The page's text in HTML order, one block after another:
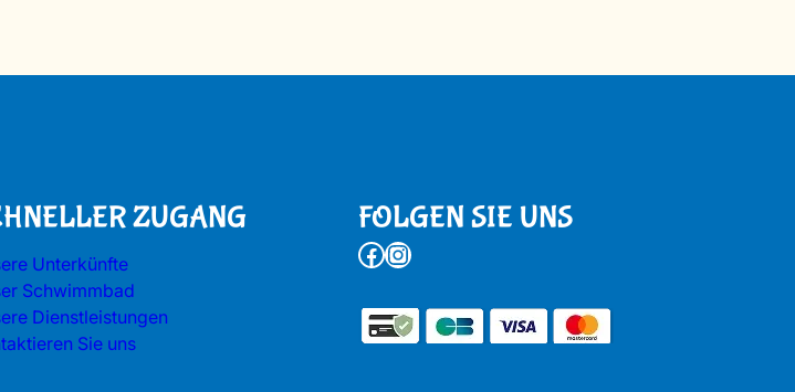
ZUGANG
Unterkünfte
Schwimmbad
Dienstleistungen
Sie uns
FOLGEN SIE UNS
Facebook Instagram